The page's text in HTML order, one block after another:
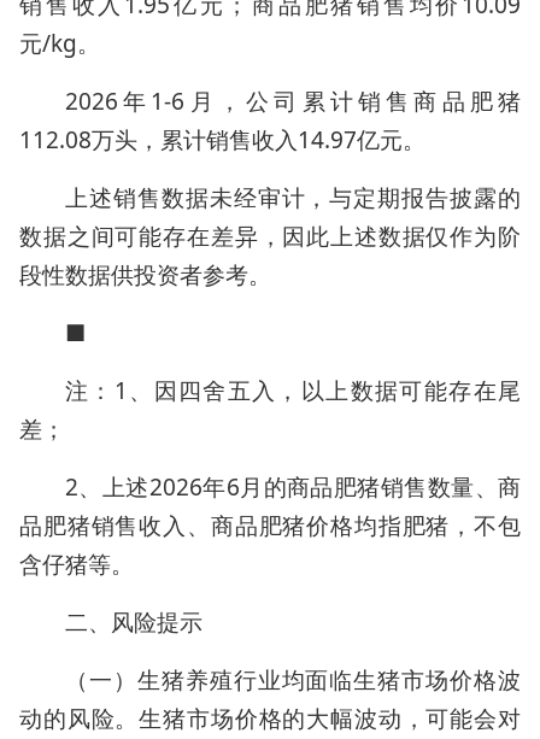
元/kg。
2026年1-6月，公司累计销售商品肥猪
112.08万头，累计销售收入14.97亿元。
上述销售数据未经审计，与定期报告披露的
数据之间可能存在差异，因此上述数据仅作为阶
段性数据供投资者参考。
■
注：1、因四舍五入，以上数据可能存在尾
差；
2、上述2026年6月的商品肥猪销售数量、商
品肥猪销售收入、商品肥猪价格均指肥猪，不包
含仔猪等。
二、风险提示
（一）生猪养殖行业均面临生猪市场价格波
动的风险。生猪市场价格的大幅波动，可能会对